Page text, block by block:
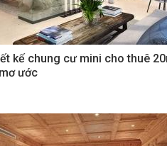
kế chung cư mini cho thuê
ước